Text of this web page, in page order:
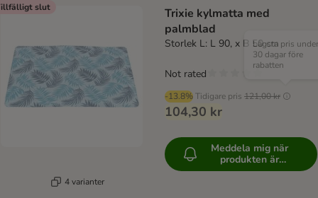
slut
4 varianter
Trixie kylmatta med
palmblad
Storlek L: L 90, x B 50 cm
-13.8% Tidigare pris 121,00 kr
Lägsta pris under
30 dagar före
rabatten
104,30 kr
Not rated
Meddela mig när
produkten är
tillgänglig